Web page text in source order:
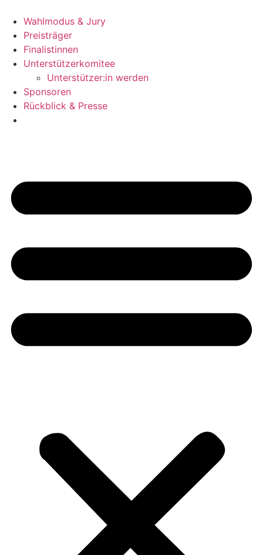
Inhalt
wechseln
Wahlmodus & Jury
Preisträger
Finalistinnen
Unterstützerkomitee
Unterstützer:in werden
Sponsoren
Rückblick & Presse